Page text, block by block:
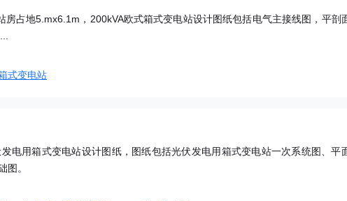
占地5.mx6.1m，200kVA欧式箱式变电站设计图纸包括电气主接线图，平剖
式变电站
电用箱式变电站设计图纸，图纸包括光伏发电用箱式变电站一次系统图、平
图。